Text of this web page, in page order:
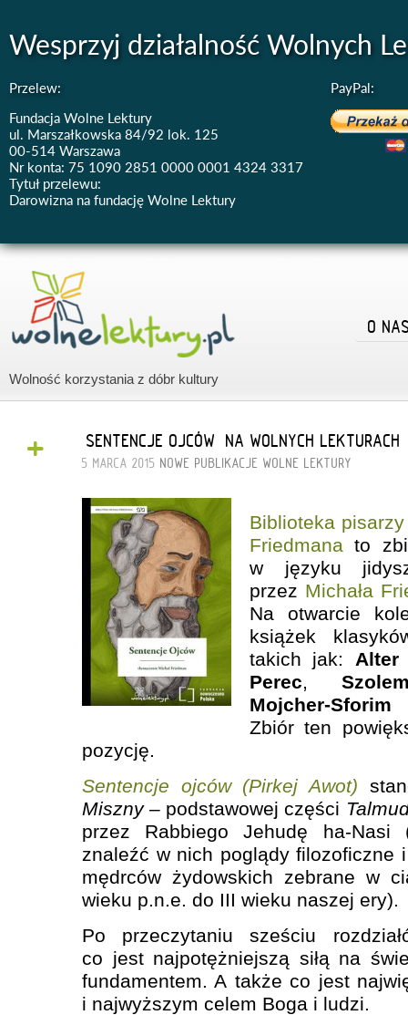
Wesprzyj działalność Wolnych
Przelew:
Fundacja Wolne Lektury
ul. Marszałkowska 84/92 lok. 125
00-514 Warszawa
Nr konta: 75 1090 2851 0000 0001 4324 3317
Tytuł przelewu:
Darowizna na fundację Wolne Lektury
PayPal:
Wolność korzystania z dóbr kultury
O
+ „SENTENCJE OJCÓW” NA WOLNYCH LEKTURACH
5 MARCA 2015 NOWE PUBLIKACJE WOLNE LEKTURY
Biblioteka
Friedmana to
w języku
przez Michała
Na otwarcie
książek
takich jak: Alter
Perec,
Mojcher-Sforim
Zbiór ten
pozycję.
Sentencje ojców (Pirkej Awot)
Miszny– podstawowej części
przez Rabbiego Jehudę ha-Nasi
znaleźć w nich poglądy filozoficzne
mędrców żydowskich zebrane w
wieku p.n.e. do III wieku naszej ery).
Po przeczytaniu sześciu
co jest najpotężniejszą siłą na
fundamentem. A także co jest
i najwyższym celem Boga i ludzi.